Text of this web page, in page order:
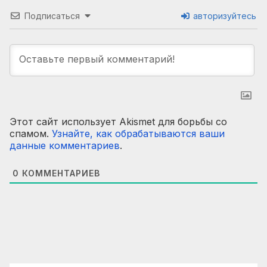
Подписаться авторизуйтесь
Этот сайт использует Akismet для борьбы со
спамом. Узнайте, как обрабатываются ваши
данные комментариев.
0 КОММЕНТАРИЕВ